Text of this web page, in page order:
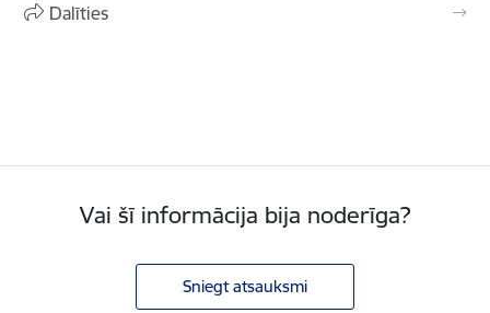
Dalīties
Vai šī informācija bija noderīga?
Sniegt atsauksmi